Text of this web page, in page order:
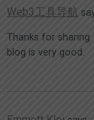
Web3工具导航
Thanks for
blog is very good.